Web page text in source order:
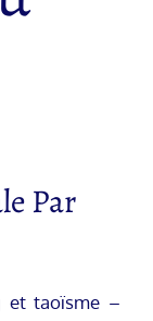
Par
et taoïsme –